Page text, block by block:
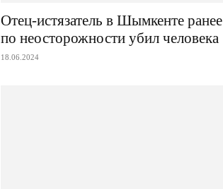
Отец-истязатель в Шымкенте ранее
по неосторожности убил человека
18.06.2024